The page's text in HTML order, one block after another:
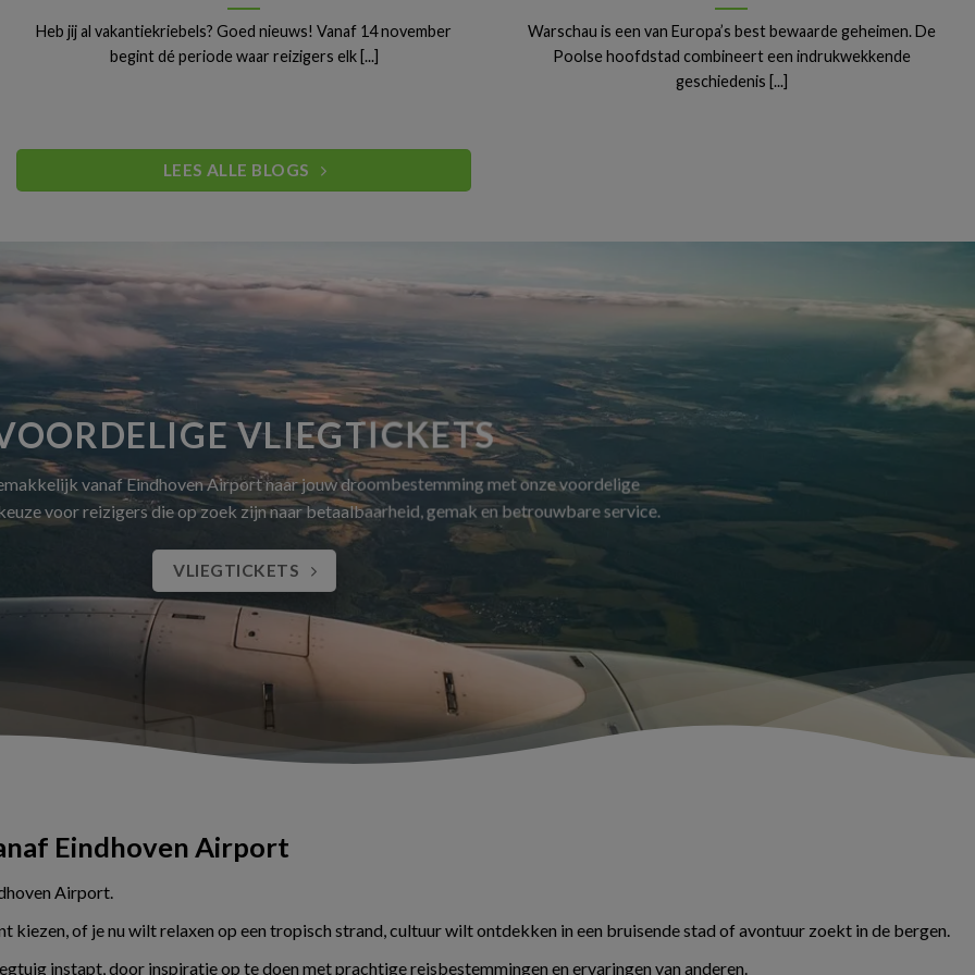
Heb jij al vakantiekriebels? Goed nieuws! Vanaf 14 november
begint dé periode waar reizigers elk [...]
Warschau is een van Europa’s best bewaarde geheimen. De
Poolse hoofdstad combineert een indrukwekkende
geschiedenis [...]
LEES ALLE BLOGS
VLIEGTICKETS
vanaf Eindhoven Airport naar jouw droombestemming met onze voordelige
voor reizigers die op zoek zijn naar betaalbaarheid, gemak en betrouwbare service.
VLIEGTICKETS
Eindhoven Airport
Airport.
kiezen, of je nu wilt relaxen op een tropisch strand, cultuur wilt ontdekken in een bruisende stad of avontuur zoekt in de bergen.
instapt, door inspiratie op te doen met prachtige reisbestemmingen en ervaringen van anderen.